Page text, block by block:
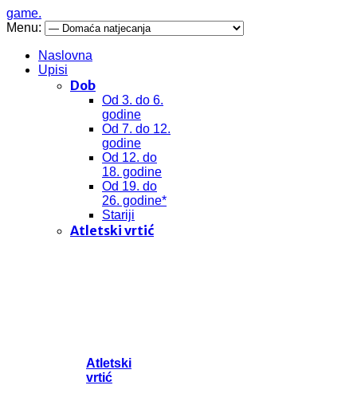
game.
Menu:
Naslovna
Upisi
Dob
Od 3. do 6.
godine
Od 7. do 12.
godine
Od 12. do
18. godine
Od 19. do
26. godine*
Stariji
Atletski vrtić
Atletski
vrtić